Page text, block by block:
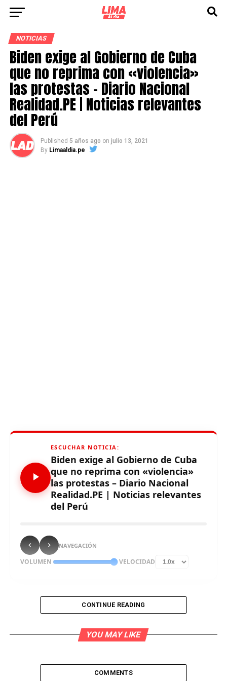
NOTICIAS
Biden exige al Gobierno de Cuba
que no reprima con «violencia»
las protestas – Diario Nacional
Realidad.PE | Noticias relevantes
del Perú
Published 5 años ago on julio 13, 2021
By Limaaldia.pe
ESCUCHAR NOTICIA:
Biden exige al Gobierno de Cuba
que no reprima con «violencia»
las protestas – Diario Nacional
Realidad.PE | Noticias relevantes
del Perú
NAVEGACIÓN
VOLUMEN VELOCIDAD
lunes al Gobierno cubano que evite la «violencia» en su
expresar todo su apoyo.
CONTINUE READING
YOU MAY LIKE
COMMENTS